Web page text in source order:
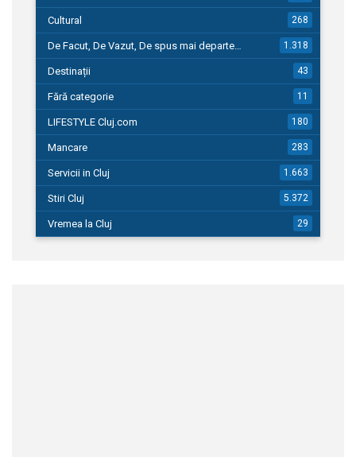
Cultural 268
De Facut, De Vazut, De spus mai departe… 1.318
Destinații 43
Fără categorie 11
LIFESTYLE Cluj.com 180
Mancare 283
Servicii in Cluj 1.663
Stiri Cluj 5.372
Vremea la Cluj 29